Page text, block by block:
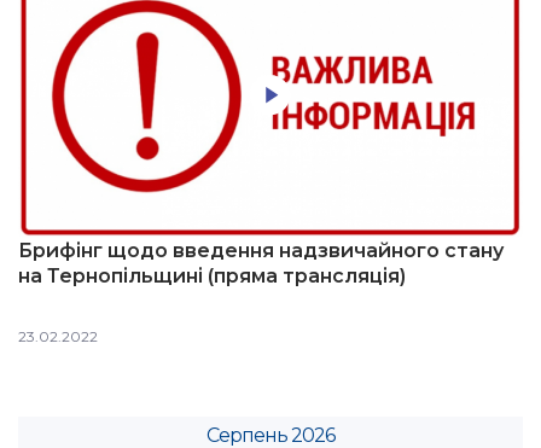
Брифінг щодо введення надзвичайного стану
на Тернопільщині (пряма трансляція)
23.02.2022
Серпень 2026